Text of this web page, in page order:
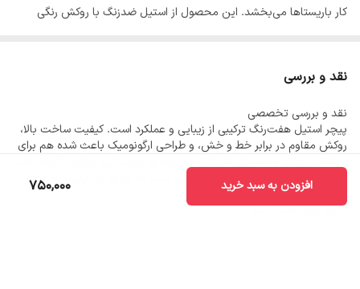
750,000 افزودن به سبد خرید
کار باریستاها می‌بخشد. این محصول از استیل ضدزنگ با روکش رنگی
سایزهای موجود: ۳۵۰، ۵۵۰، ۹۰۰ میلی‌لیتر
جنس: استیل ضدزنگ با روکش رنگی مقاوم
طراحی دهانه مناسب برای لاته آرت
ظاهر شیک و مناسب هدیه
نقد و بررسی
نقد و بررسی تخصصی
پیچر استیل هفت‌رنگ ترکیبی از زیبایی و عملکرد است. کیفیت ساخت بالا،
روکش مقاوم در برابر خط و خش، و طراحی ارگونومیک باعث شده هم برای
این محصول انتخابی عالی برای کسانی است که علاوه بر کارایی، به ظاهر
لوازم قهوه نیز اهمیت می‌دهند.
کاربرد پیچر هفت‌رنگ